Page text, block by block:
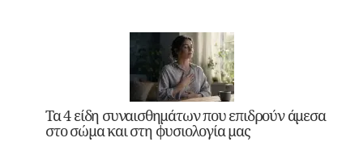
Τα 4 είδη συναισθημάτων που επιδρούν άμεσα
στο σώμα και στη φυσιολογία μας